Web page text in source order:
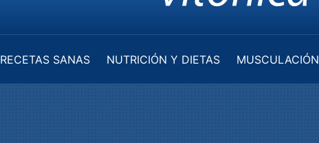
RECETAS SANAS NUTRICIÓN Y DIETAS MUSCULACIÓN